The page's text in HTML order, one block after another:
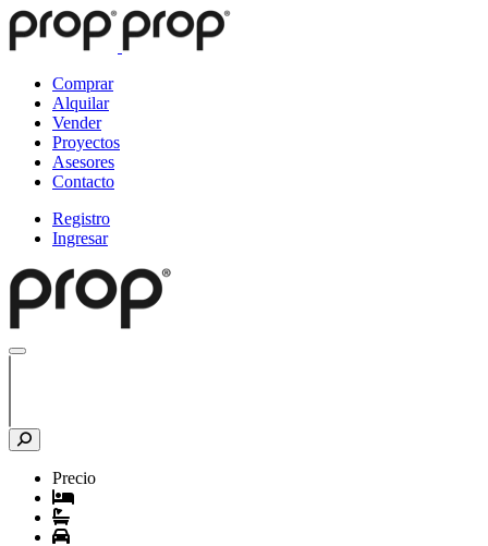
Comprar
Alquilar
Vender
Proyectos
Asesores
Contacto
Registro
Ingresar
Precio